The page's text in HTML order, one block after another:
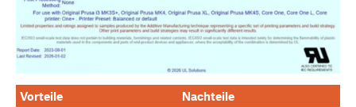
Vorteile Nachteile